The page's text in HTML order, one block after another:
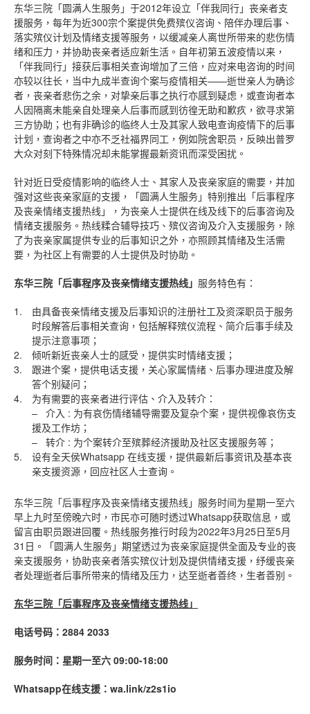
东华三院「圆满人生服务」于2012年设立「伴我同行」丧亲者支
援服务，每年为近300宗个案提供免费殡仪咨询、陪伴办理后事、
落实殡仪计划及情绪支援等服务，以缓减亲人离世所带来的悲伤情
绪和压力，并协助丧亲者适应新生活。自年初第五波疫情以来，
「伴我同行」接获后事相关查询增加了三倍，应对来电咨询的时间
亦较以往长，当中九成半查询个案与疫情相关——逝世亲人为确诊
者，丧亲者悲伤之余，对挚亲后事之执行亦感到疑虑，或查询者本
人因隔离未能亲自处理亲人后事而感到彷徨无助和歉疚，欲寻求第
三方协助；也有非确诊的临终人士及其家人致电查询疫情下的后事
计划，查询者之中亦不乏社福界同工，例如院舍职员，反映出普罗
大众对刻下特殊情况却未能掌握最新资讯而深受困扰。
针对近日受疫情影响的临终人士、其家人及丧亲家庭的需要，并加
强对这些丧亲家庭的支援，「圆满人生服务」特别推出「后事程序
及丧亲情绪支援热线」，为丧亲人士提供在线及线下的后事咨询及
情绪支援服务。热线糅合辅导技巧、殡仪咨询及介入支援服务，除
了为丧亲家属提供专业的后事知识之外，亦照顾其情绪及生活需
要，为社区上有需要的人士提供及时协助。
东华三院「后事程序及丧亲情绪支援热线」 服务特色有：
1.
由具备丧亲情绪支援及后事知识的注册社工及资深职员于服务
时段解答后事相关查询，包括解释殡仪流程、简介后事手续及
提示注意事项；
2.
倾听新近丧亲人士的感受，提供实时情绪支援；
3.
跟进个案，提供电话支援，关心家属情绪、后事办理进度及解
答个别疑问；
4.
为有需要的丧亲者进行评估、介入及转介：
– 介入 : 为有哀伤情绪辅导需要及复杂个案，提供视像哀伤支
援及工作坊；
– 转介 : 为个案转介至殡葬经济援助及社区支援服务等；
5.
设有全天侯Whatsapp 在线支援，提供最新后事资讯及基本丧
亲支援资源，回应社区人士查询。
东华三院「后事程序及丧亲情绪支援热线」服务时间为星期一至六
早上九时至傍晚六时，市民亦可随时透过Whatsapp获取信息，或
留言由职员跟进回覆。热线服务推行时段为2022年3月25日至5月
31日。「圆满人生服务」期望透过为丧亲家庭提供全面及专业的丧
亲支援服务，协助丧亲者落实殡仪计划及提供情绪支援，纾缓丧亲
者处理逝者后事所带来的情绪及压力，达至逝者善终，生者善别。
东华三院「后事程序及丧亲情绪支援热线」
电话号码： 2884 2033
服务时间：星期一至六 09:00-18:00
Whatsapp在线支援： wa.link/z2s1io